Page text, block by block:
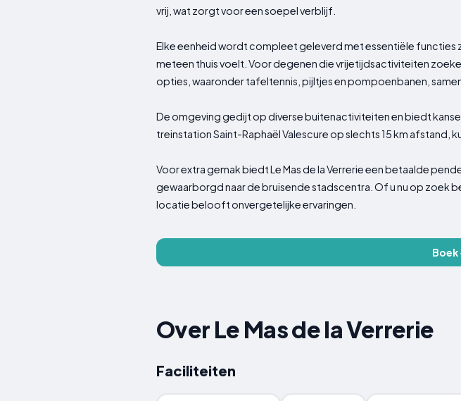
vrij, wat zorgt voor een soepel verblijf.
Elke eenheid wordt compleet geleverd met essentiële functies
meteen thuis voelt. Voor degenen die vrijetijdsactiviteiten
opties, waaronder tafeltennis, pijltjes en pompoenbanen,
De omgeving gedijt op diverse buitenactiviteiten en biedt
treinstation Saint-Raphaël Valescure op slechts 15 km afstand,
Voor extra gemak biedt Le Mas de la Verrerie een betaalde
gewaarborgd naar de bruisende stadscentra. Of u nu op zoek
locatie belooft onvergetelijke ervaringen.
Boek
Over Le Mas de la Verrerie
Faciliteiten